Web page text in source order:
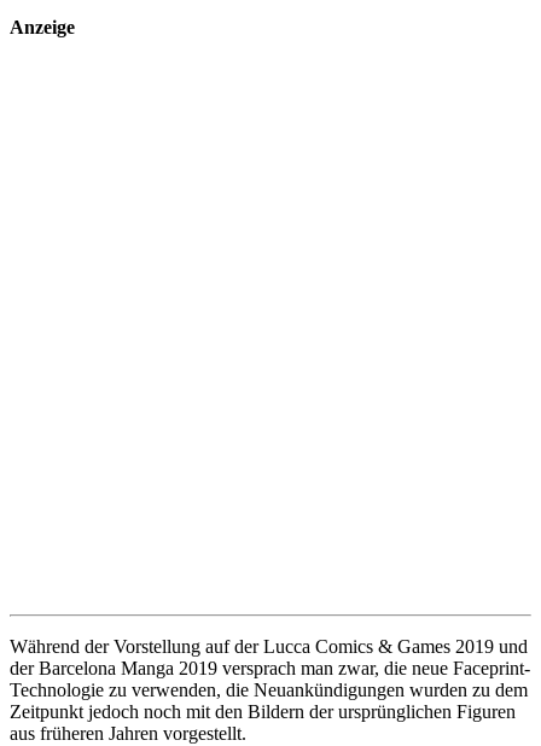
Anzeige
Während der Vorstellung auf der Lucca Comics & Games 2019 und
der Barcelona Manga 2019 versprach man zwar, die neue Faceprint-
Technologie zu verwenden, die Neuankündigungen wurden zu dem
Zeitpunkt jedoch noch mit den Bildern der ursprünglichen Figuren
aus früheren Jahren vorgestellt.